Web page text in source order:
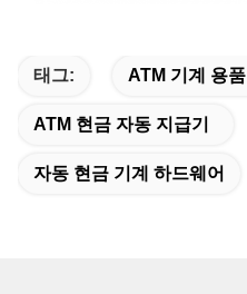
태그: ATM 기계 용품
ATM 현금 자동 지급기
자동 현금 기계 하드웨어